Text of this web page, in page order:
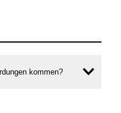
kommen?